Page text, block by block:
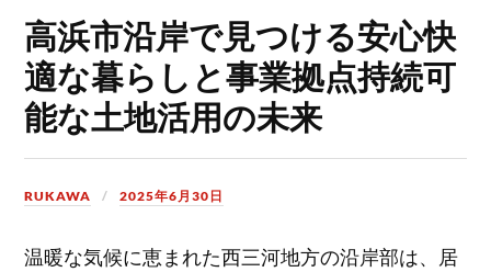
高浜市沿岸で見つける安心快
適な暮らしと事業拠点持続可
能な土地活用の未来
RUKAWA 2025年6月30日
温暖な気候に恵まれた西三河地方の沿岸部は、居